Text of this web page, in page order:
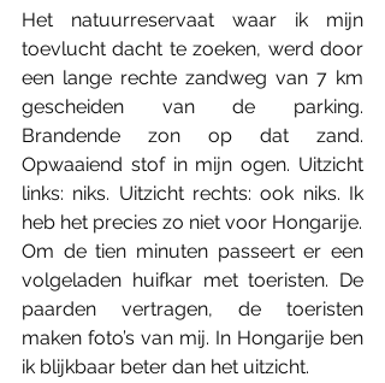
Het natuurreservaat waar ik mijn
toevlucht dacht te zoeken, werd door
een lange rechte zandweg van 7 km
gescheiden van de parking.
Brandende zon op dat zand.
Opwaaiend stof in mijn ogen. Uitzicht
links: niks. Uitzicht rechts: ook niks. Ik
heb het precies zo niet voor Hongarije.
Om de tien minuten passeert er een
volgeladen huifkar met toeristen. De
paarden vertragen, de toeristen
maken foto’s van mij. In Hongarije ben
ik blijkbaar beter dan het uitzicht.